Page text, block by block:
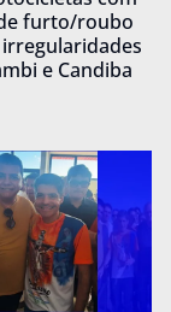
furto/roubo
e Candiba